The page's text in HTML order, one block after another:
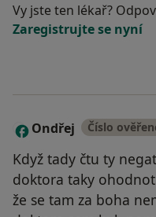
Vy jste ten lékař?
Zaregistrujte se nyní
O Ondřej Číslo
Když tady čtu ty
doktora taky
že se tam za boha